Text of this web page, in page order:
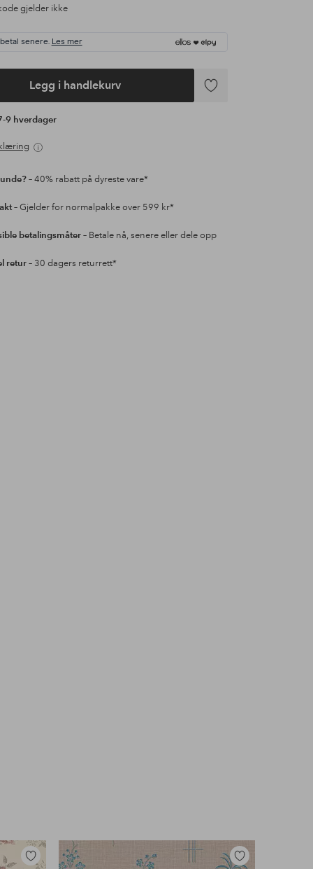
gjelder ikke
betal senere. Les mer
Legg i handlekurv
Legg
9 hverdager
– 40% rabatt på dyreste vare*
– Gjelder for normalpakke over 599 kr*
betalingsmåter– Betale nå, senere eller dele opp
retur– 30 dagers returrett*
Legg
Legg